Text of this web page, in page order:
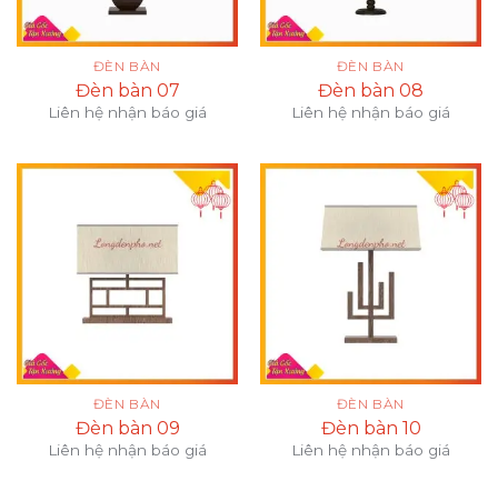
ĐÈN BÀN
Đèn bàn 07
Liên hệ nhận báo giá
ĐÈN BÀN
Đèn bàn 08
Liên hệ nhận báo giá
ĐÈN BÀN
Đèn bàn 09
Liên hệ nhận báo giá
ĐÈN BÀN
Đèn bàn 10
Liên hệ nhận báo giá